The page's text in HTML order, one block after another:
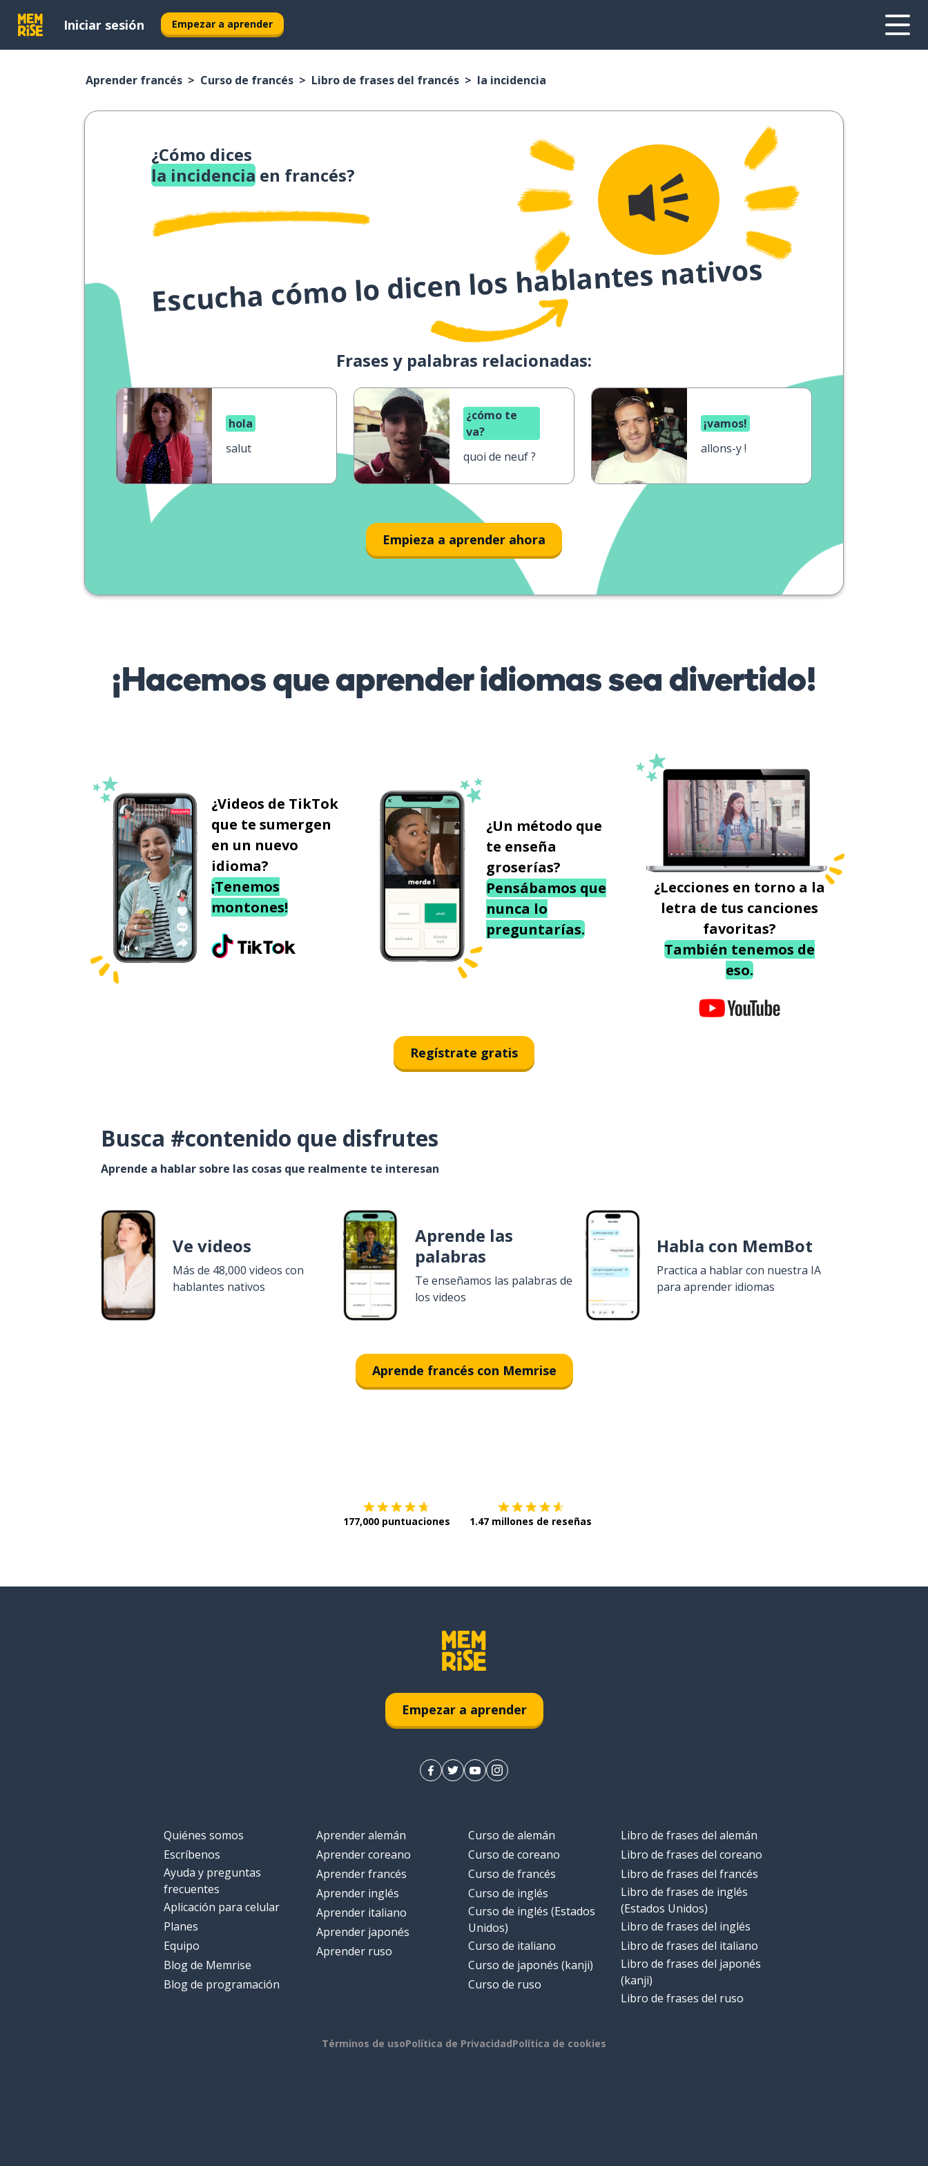
Iniciar sesión Empezar a aprender
Aprender francés Curso de francés Libro de frases del francés la incidencia
¿Cómo dices
la incidencia en francés?
Escucha cómo lo dicen los hablantes nativos
Frases y palabras relacionadas:
hola
salut
¿cómo te
va?
quoi de neuf ?
¡vamos!
allons-y !
Empieza a aprender ahora
¡Hacemos que aprender idiomas sea divertido!
¿Videos de TikTok
que te sumergen
en un nuevo
idioma?
¡Tenemos
montones!
¿Un método que
te enseña
groserías?
Pensábamos que
nunca lo
preguntarías.
¿Lecciones en torno a la
letra de tus canciones
favoritas?
También tenemos de
eso.
Regístrate gratis
Busca #contenido que disfrutes
Aprende a hablar sobre las cosas que realmente te interesan
Ve videos
Más de 48,000 videos con
hablantes nativos
Aprende las
palabras
Te enseñamos las palabras de
los videos
Habla con MemBot
Practica a hablar con nuestra IA
para aprender idiomas
Aprende francés con Memrise
177,000 puntuaciones 1.47 millones de reseñas
Empezar a aprender
Quiénes somos
Escríbenos
Ayuda y preguntas
frecuentes
Aplicación para celular
Planes
Equipo
Blog de Memrise
Blog de programación
Aprender alemán
Aprender coreano
Aprender francés
Aprender inglés
Aprender italiano
Aprender japonés
Aprender ruso
Curso de alemán
Curso de coreano
Curso de francés
Curso de inglés
Curso de inglés (Estados
Unidos)
Curso de italiano
Curso de japonés (kanji)
Curso de ruso
Libro de frases del alemán
Libro de frases del coreano
Libro de frases del francés
Libro de frases de inglés
(Estados Unidos)
Libro de frases del inglés
Libro de frases del italiano
Libro de frases del japonés
(kanji)
Libro de frases del ruso
Términos de usoPolítica de PrivacidadPolítica de cookies